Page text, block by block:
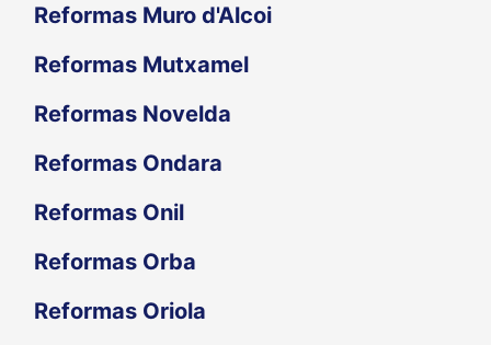
Reformas Muro d'Alcoi
Reformas Mutxamel
Reformas Novelda
Reformas Ondara
Reformas Onil
Reformas Orba
Reformas Oriola